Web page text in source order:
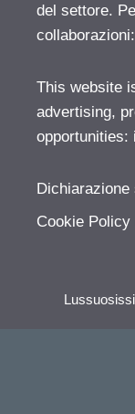
del settore.
collaborazioni:
This website
advertising,
opportunities:
Cookie Policy